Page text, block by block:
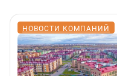
НОВОСТИ КОМПАНИЙ